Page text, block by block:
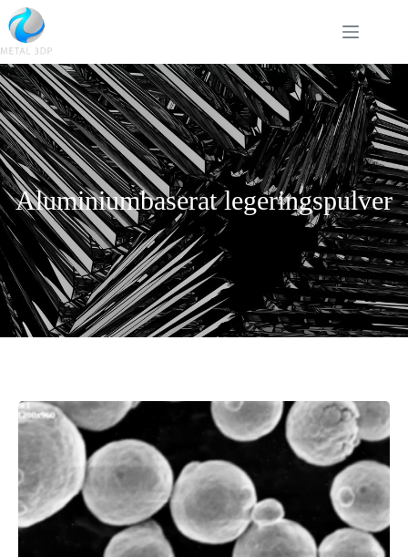
Aluminiumbaserat legeringspulver